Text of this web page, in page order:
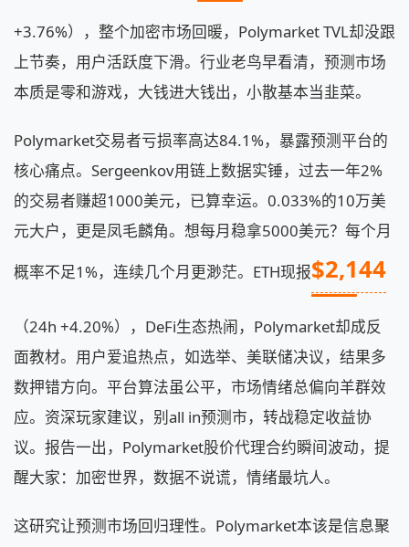
+3.76%），整个加密市场回暖，Polymarket TVL却没跟
上节奏，用户活跃度下滑。行业老鸟早看清，预测市场
本质是零和游戏，大钱进大钱出，小散基本当韭菜。
Polymarket交易者亏损率高达84.1%，暴露预测平台的
核心痛点。Sergeenkov用链上数据实锤，过去一年2%
的交易者赚超1000美元，已算幸运。0.033%的10万美
元大户，更是凤毛麟角。想每月稳拿5000美元？每个月
概率不足1%，连续几个月更渺茫。ETH现报$2,144
（24h +4.20%），DeFi生态热闹，Polymarket却成反
面教材。用户爱追热点，如选举、美联储决议，结果多
数押错方向。平台算法虽公平，市场情绪总偏向羊群效
应。资深玩家建议，别all in预测市，转战稳定收益协
议。报告一出，Polymarket股价代理合约瞬间波动，提
醒大家：加密世界，数据不说谎，情绪最坑人。
这研究让预测市场回归理性。Polymarket本该是信息聚